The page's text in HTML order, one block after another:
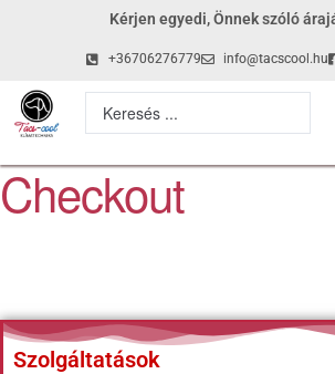
Kérjen egyedi, Önnek szóló
+36706276779 info@tacscool.hu
Checkout
Szolgáltatások